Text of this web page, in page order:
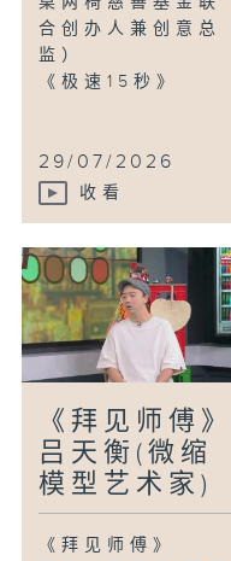
合创办人兼创意总
监）
《极速15秒》
29/07/2026
收看
《拜见师傅》
吕天衡(微缩
模型艺术家)
《拜见师傅》